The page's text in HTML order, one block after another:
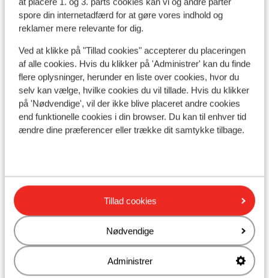
spore din internetadfærd for at gøre vores indhold og
reklamer mere relevante for dig.
Ved at klikke på "Tillad cookies" accepterer du placeringen
af alle cookies. Hvis du klikker på 'Administrer' kan du finde
flere oplysninger, herunder en liste over cookies, hvor du
selv kan vælge, hvilke cookies du vil tillade. Hvis du klikker
på 'Nødvendige', vil der ikke blive placeret andre cookies
end funktionelle cookies i din browser. Du kan til enhver tid
ændre dine præferencer eller trække dit samtykke tilbage.
Tillad cookies
Nødvendige
Administrer
I området
Afstand til stranden ca. 25 meter (sandstrand,
stole, liggestole, parasol)
I udkanten af centrum
Afstand til centrum: ca. 200 meter
Afstand til lufthavn ca. 120 kilometer
Afstand til nærmeste kiosk ca. 200 meter
Nærmeste restaurant ca. 50 meter
Nærmeste apotek ca. 150 meter
Andre overnatningssteder i Pieria -
Olympus Riviera